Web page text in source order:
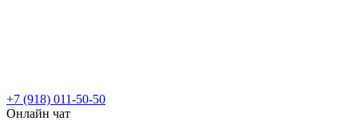
+7 (918) 011-50-50
Онлайн чат